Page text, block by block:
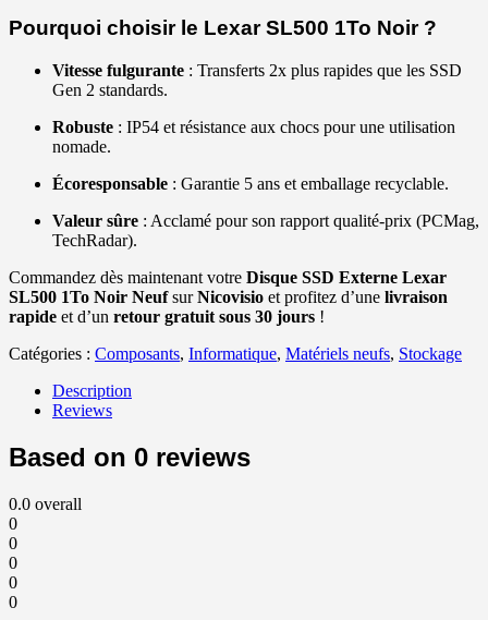
Pourquoi choisir le Lexar SL500 1To Noir ?
Vitesse fulgurante : Transferts 2x plus rapides que les SSD
Gen 2 standards.
Robuste : IP54 et résistance aux chocs pour une utilisation
nomade.
Écoresponsable : Garantie 5 ans et emballage recyclable.
Valeur sûre : Acclamé pour son rapport qualité-prix (PCMag,
TechRadar).
Commandez dès maintenant votre Disque SSD Externe Lexar
SL500 1To Noir NeufsurNicovisio et profitez d’une livraison
rapide et d’un retour gratuit sous 30 jours !
Catégories : Composants, Informatique, Matériels neufs, Stockage
Description
Reviews
Based on 0 reviews
0.0 overall
0
0
0
0
0